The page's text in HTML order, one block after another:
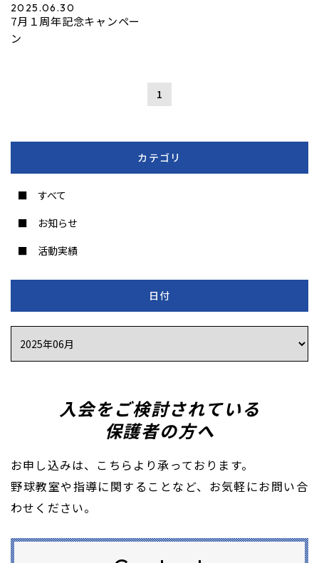
2025.06.30
7月１周年記念キャンペー
ン
1
カテゴリ
すべて
お知らせ
活動実績
日付
入会をご検討されている
​​​​​​​保護者の方へ
お申し込みは、こちらより承っております。
​​​​​​​野球教室や指導に関することなど、お気軽にお問い合
わせください。